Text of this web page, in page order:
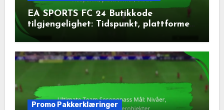
EA SPORTS FC 24 Butikkode
tilgjengelighet: Tidspunkt, plattformer,
tilbud
Promo Pakkerklæringer